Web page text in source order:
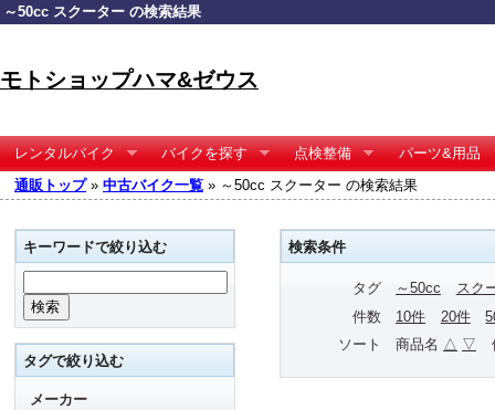
～50cc スクーター の検索結果
モトショップハマ&ゼウス
レンタルバイク バイクを探す 点検整備
パーツ&用品
通販トップ» 中古バイク一覧 » ～50cc スクーター の検索結果
検索条件
タグ ～50cc
スク
件数
10件 20件
ソート
商品名 △ ▽
キーワードで絞り込む
タグで絞り込む
メーカー